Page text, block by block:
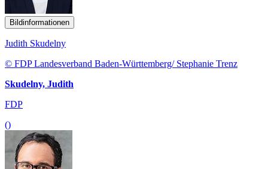
Bildinformationen
Judith Skudelny
© FDP Landesverband Baden-Württemberg/ Stephanie Trenz
Skudelny, Judith
FDP
()